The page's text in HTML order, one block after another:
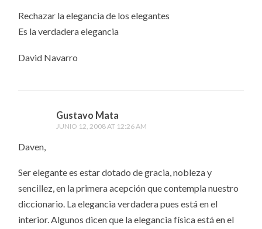
Rechazar la elegancia de los elegantes
Es la verdadera elegancia
David Navarro
Gustavo Mata
JUNIO 12, 2008 AT 12:26 AM
Daven,
Ser elegante es estar dotado de gracia, nobleza y
sencillez, en la primera acepción que contempla nuestro
diccionario. La elegancia verdadera pues está en el
interior. Algunos dicen que la elegancia física está en el